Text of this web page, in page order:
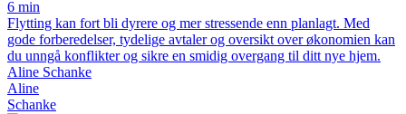
6 min
Flytting kan fort bli dyrere og mer stressende enn planlagt. Med
gode forberedelser, tydelige avtaler og oversikt over økonomien kan
du unngå konflikter og sikre en smidig overgang til ditt nye hjem.
Aline Schanke
Aline
Schanke